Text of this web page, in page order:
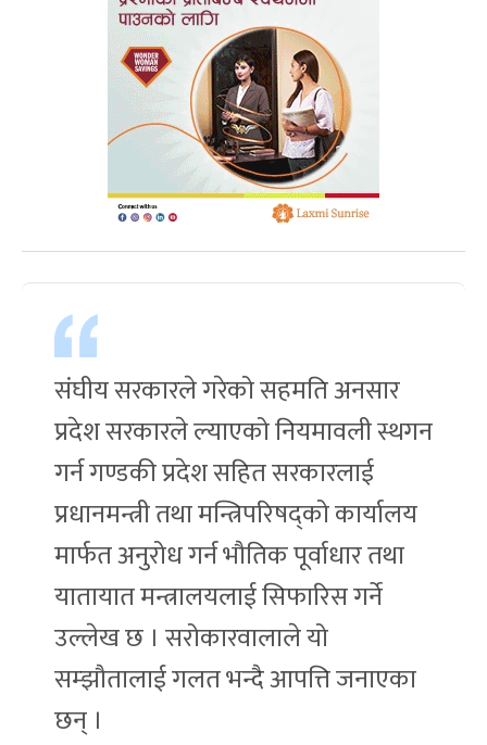
संघीय सरकारले गरेको सहमति अनसार
प्रदेश सरकारले ल्याएको नियमावली स्थगन
गर्न गण्डकी प्रदेश सहित सरकारलाई
प्रधानमन्त्री तथा मन्त्रिपरिषद्को कार्यालय
मार्फत अनुरोध गर्न भौतिक पूर्वाधार तथा
यातायात मन्त्रालयलाई सिफारिस गर्ने
उल्लेख छ । सरोकारवालाले यो
सम्झौतालाई गलत भन्दै आपत्ति जनाएका
छन् ।